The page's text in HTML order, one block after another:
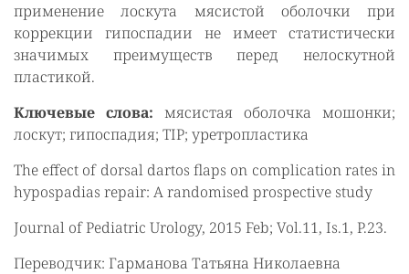
применение лоскута мясистой оболочки при
коррекции гипоспадии не имеет статистически
значимых преимуществ перед нелоскутной
пластикой.
Ключевые слова: мясистая оболочка мошонки;
лоскут; гипоспадия; TIP; уретропластика
The effect of dorsal dartos flaps on complication rates in
hypospadias repair: A randomised prospective study
Journal of Pediatric Urology, 2015 Feb; Vol.11, Is.1, P.23.
Переводчик: Гарманова Татьяна Николаевна